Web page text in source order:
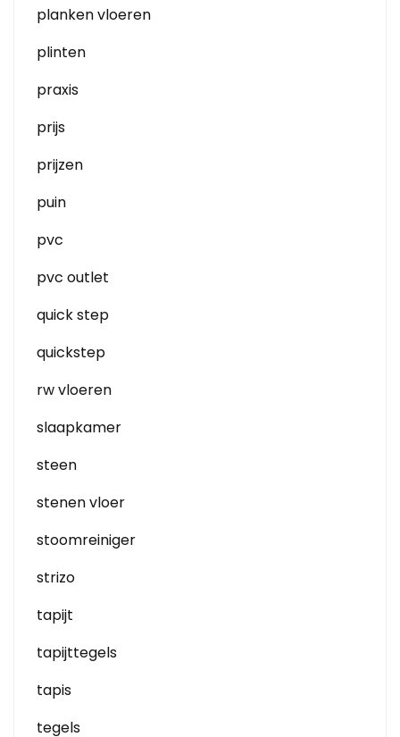
planken vloeren
plinten
praxis
prijs
prijzen
puin
pvc
pvc outlet
quick step
quickstep
rw vloeren
slaapkamer
steen
stenen vloer
stoomreiniger
strizo
tapijt
tapijttegels
tapis
tegels